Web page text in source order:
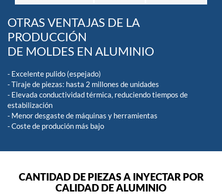
OTRAS VENTAJAS DE LA
PRODUCCIÓN
DE MOLDES EN ALUMINIO
- Excelente pulido (espejado)
- Tiraje de piezas: hasta 2 millones de unidades
- Elevada conductividad térmica, reduciendo tiempos de
estabilización
- Menor desgaste de máquinas y herramientas
- Coste de produción más bajo
CANTIDAD DE PIEZAS A INYECTAR POR
CALIDAD DE ALUMINIO